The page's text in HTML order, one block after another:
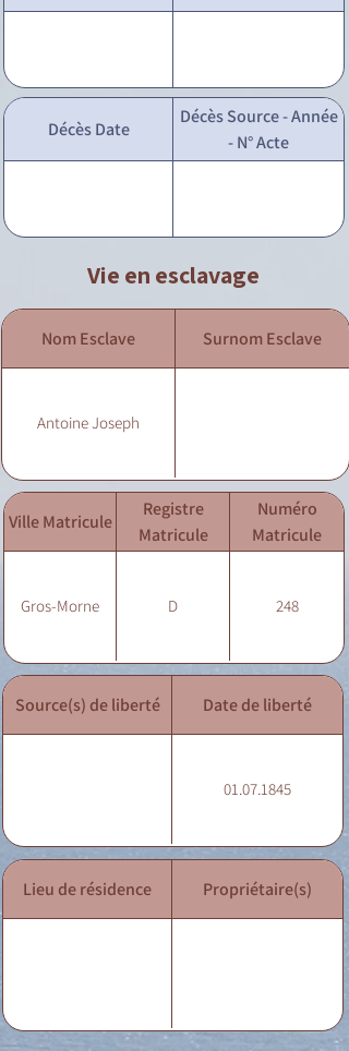
Décès Date
Décès Source - Année
- N° Acte
Vie en esclavage
Nom Esclave Surnom Esclave
Antoine Joseph
Ville Matricule
Registre
Matricule
Numéro
Matricule
Gros-Morne D 248
Source(s) de liberté Date de liberté
01.07.1845
Lieu de résidence Propriétaire(s)